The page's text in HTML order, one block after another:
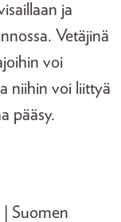
ja
Vetäjinä
voi
niihin voi liittyä
pääsy.
Suomen